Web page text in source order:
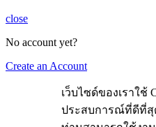
close
No account yet?
Create an Account
เว็บไซด์ของเราใช้
ประสบการณ์ที่ดีที่สุ